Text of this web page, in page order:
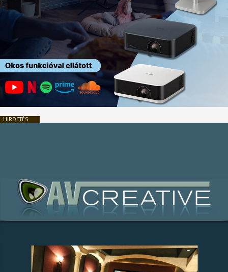
HIRDETÉS